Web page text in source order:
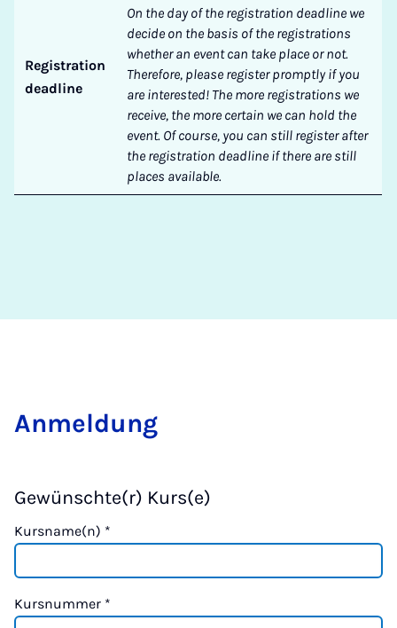
Registration
deadline
On the day of the registration deadline we
decide on the basis of the registrations
whether an event can take place or not.
Therefore, please register promptly if you
are interested! The more registrations we
receive, the more certain we can hold the
event. Of course, you can still register after
the registration deadline if there are still
places available.
Anmeldung
Gewünschte(r) Kurs(e)
Kursname(n) *
Kursnummer *